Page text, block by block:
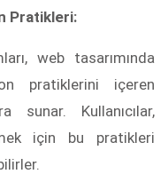
Pratikleri:
web tasarımında
pratiklerini içeren
sunar. Kullanıcılar,
için bu pratikleri